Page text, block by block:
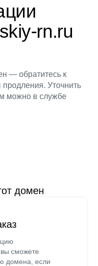
rn.ru
— обратитесь к
Уточнить
можно в службе
домен
сможете
домена, если